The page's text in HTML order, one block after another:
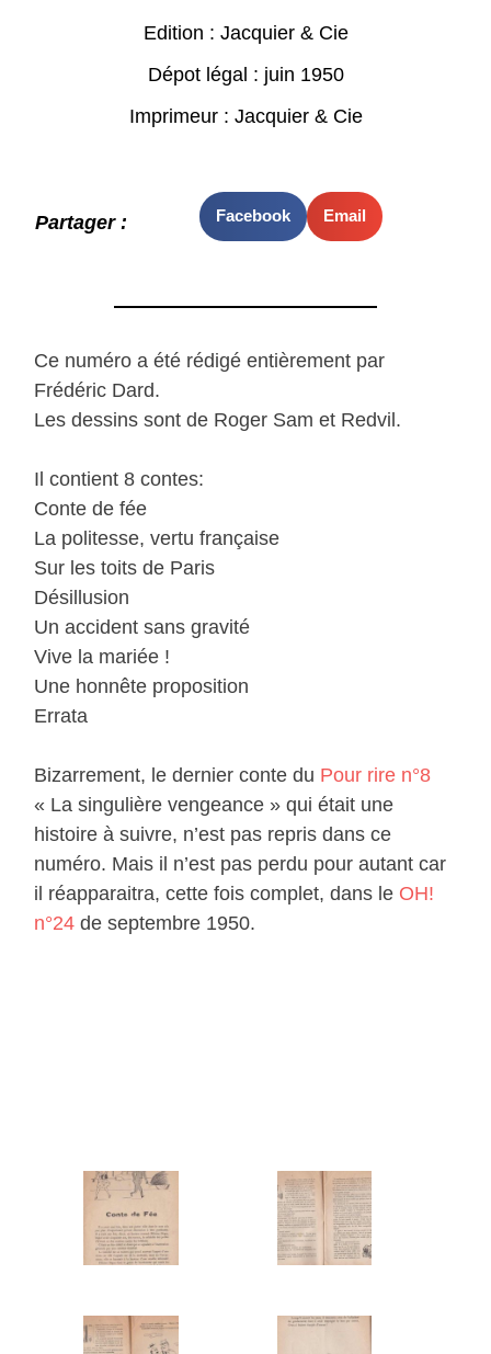
Edition : Jacquier & Cie
Dépot légal : juin 1950
Imprimeur : Jacquier & Cie
Partager : Facebook Email
Ce numéro a été rédigé entièrement par
Frédéric Dard.
Les dessins sont de Roger Sam et Redvil.
Il contient 8 contes:
Conte de fée
La politesse, vertu française
Sur les toits de Paris
Désillusion
Un accident sans gravité
Vive la mariée !
Une honnête proposition
Errata
Bizarrement, le dernier conte du Pour rire n°8
« La singulière vengeance » qui était une
histoire à suivre, n’est pas repris dans ce
numéro. Mais il n’est pas perdu pour autant car
il réapparaitra, cette fois complet, dans le OH!
n°24 de septembre 1950.